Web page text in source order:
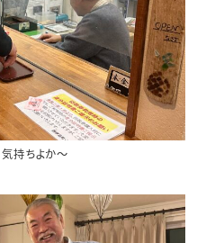
持ちよか～